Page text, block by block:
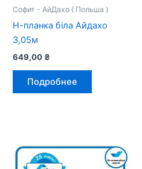
Софит - АйДахо ( Польша )
Н-планка біла Айдахо
3,05м
649,00 ₴
Подробнее